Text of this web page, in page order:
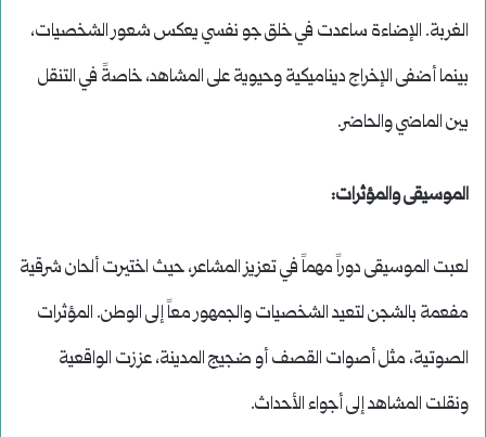
الغربة. الإضاءة ساعدت في خلق جو نفسي يعكس شعور الشخصيات،
بينما أضفى الإخراج ديناميكية وحيوية على المشاهد، خاصةً في التنقل
بين الماضي والحاضر.
الموسيقى والمؤثرات:
لعبت الموسيقى دوراً مهماً في تعزيز المشاعر، حيث اختيرت ألحان شرقية
مفعمة بالشجن لتعيد الشخصيات والجمهور معاً إلى الوطن. المؤثرات
الصوتية، مثل أصوات القصف أو ضجيج المدينة، عززت الواقعية
ونقلت المشاهد إلى أجواء الأحداث.